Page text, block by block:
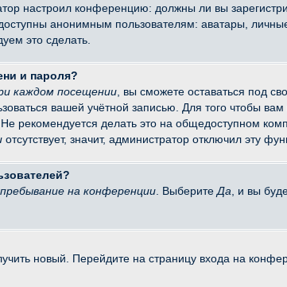
настроил конференцию: должны ли вы
анонимным пользователям: аватары,
это сделать.
и пароля?
каждом посещении , вы сможете оставаться под
вашей учётной записью. Для того чтобы
рекомендуется делать это на общедоступном
отсутствует, значит, администратор отключил эту
на конференции . Выберите Да , и вы
новый. Перейдите на страницу входа на